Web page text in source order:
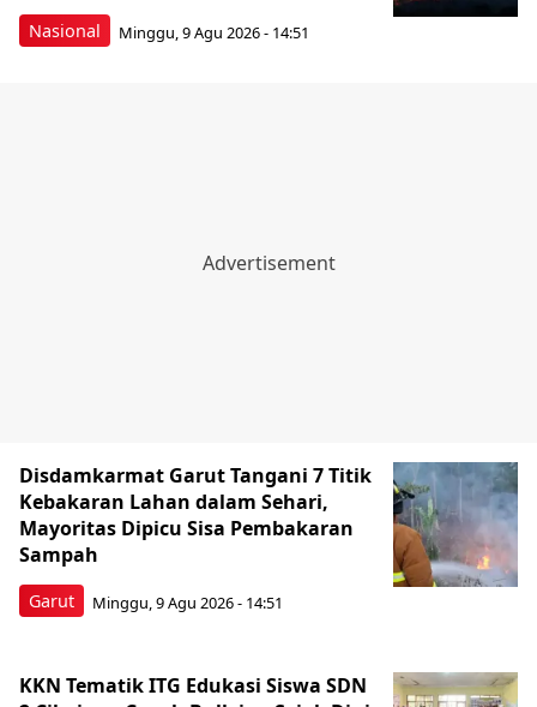
Nasional Minggu, 9 Agu 2026 - 14:51
Garut
Disdamkarmat Garut Tangani 7 Titik
Kebakaran Lahan dalam Sehari,
Mayoritas Dipicu Sisa Pembakaran
Sampah
Minggu, 9 Agu 2026 - 14:51
KKN Tematik ITG Edukasi Siswa SDN